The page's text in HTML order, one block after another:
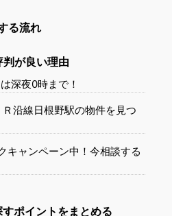
る流れ
が良い理由
深夜0時まで！
沿線日根野駅の物件を見つ
キャンペーン中！今相談する
ポイントをまとめる